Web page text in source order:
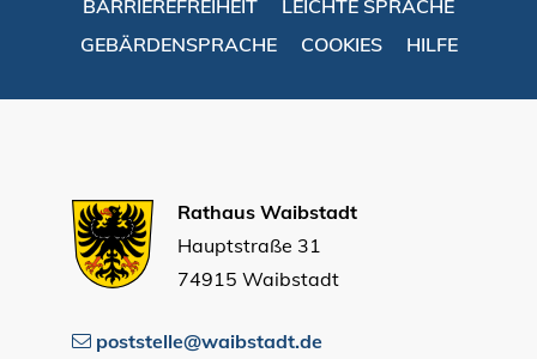
BARRIEREFREIHEIT
LEICHTE SPRACHE
GEBÄRDENSPRACHE
COOKIES HILFE
Rathaus Waibstadt
Hauptstraße 31
74915 Waibstadt
poststelle@waibstadt.de